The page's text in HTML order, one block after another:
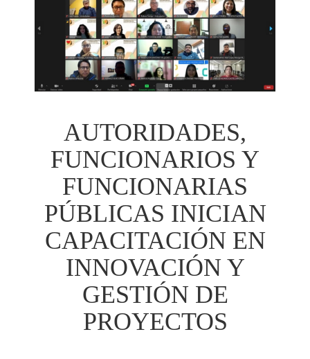
AUTORIDADES,
FUNCIONARIOS Y
FUNCIONARIAS
PÚBLICAS INICIAN
CAPACITACIÓN EN
INNOVACIÓN Y
GESTIÓN DE
PROYECTOS